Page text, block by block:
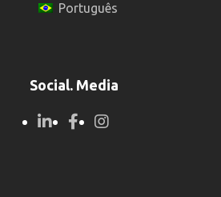
Português
Social. Media